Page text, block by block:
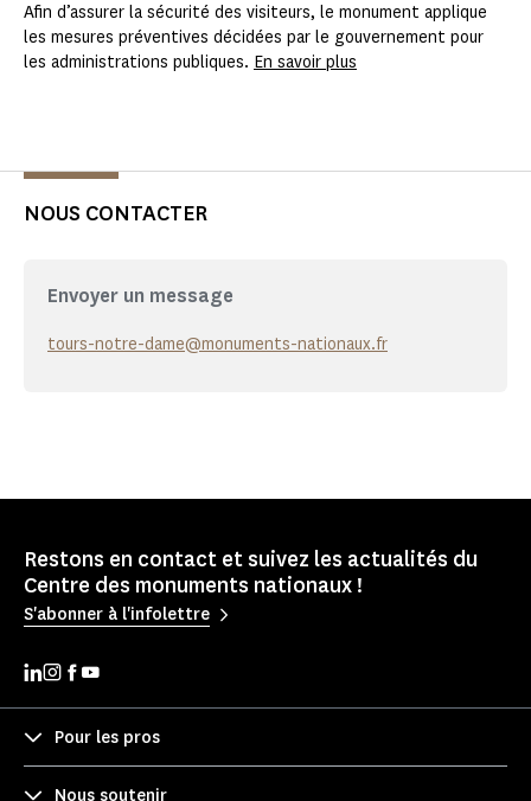
Afin d’assurer la sécurité des visiteurs, le monument applique
les mesures préventives décidées par le gouvernement pour
les administrations publiques. En savoir plus
NOUS CONTACTER
Envoyer un message
tours-notre-dame@monuments-nationaux.fr
Restons en contact et suivez les actualités du
Centre des monuments nationaux !
S'abonner à l'infolettre
Pour les pros
Nous soutenir